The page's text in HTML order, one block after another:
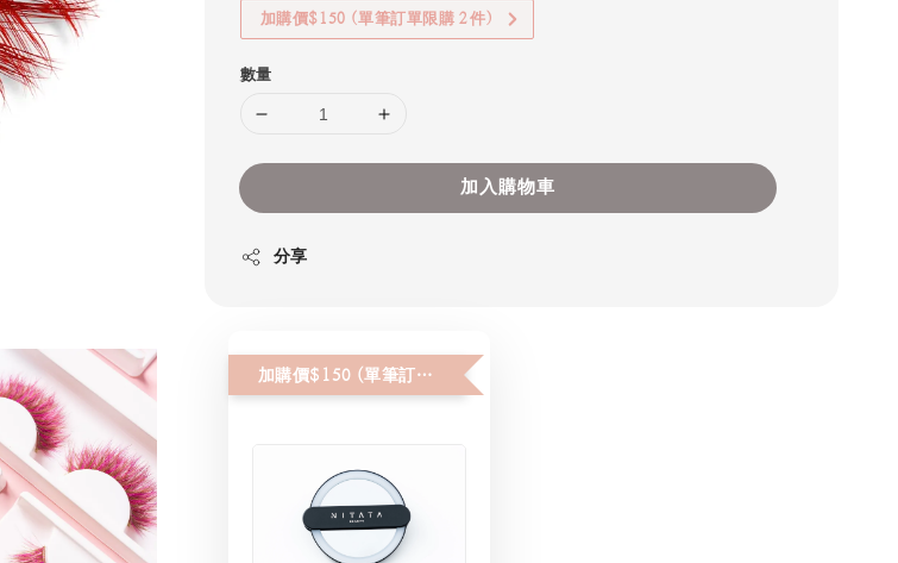
加購價$150 (單筆訂單限購２件)
數量
加入購物車
分享
加購價$150 (單筆訂單限購２件)